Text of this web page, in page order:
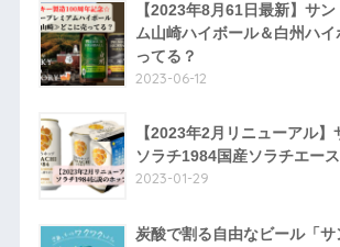
【2023年8月61日最新】サ
ム山崎ハイボール＆白州ハ
ってる？
2023-06-12
【2023年2月リニューアル
ソラチ1984国産ソラチエー
2023-01-29
炭酸で割る自由なビール「